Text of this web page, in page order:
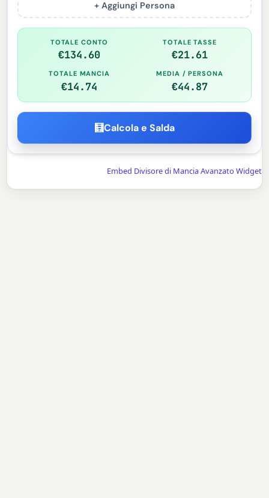
+ Aggiungi Persona
TOTALE CONTO
€134.60
TOTALE TASSE
€21.61
TOTALE MANCIA
€14.74
MEDIA / PERSONA
€44.87
🧮Calcola e Salda
Embed Divisore di Mancia Avanzato Widget